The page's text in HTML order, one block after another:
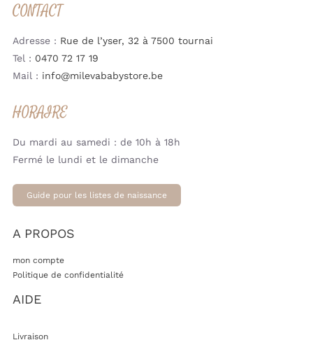
CONTACT
Adresse : Rue de l’yser, 32 à 7500 tournai
Tel : 0470 72 17 19
Mail : info@milevababystore.be
HORAIRE
Du mardi au samedi : de 10h à 18h
Fermé le lundi et le dimanche
Guide pour les listes de naissance
A PROPOS
mon compte
Politique de confidentialité
AIDE
Livraison